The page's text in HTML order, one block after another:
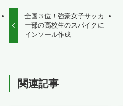
全国３位！強豪女子サッカ
ー部の高校生のスパイクに
インソール作成
関連記事